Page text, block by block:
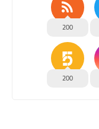
200
200